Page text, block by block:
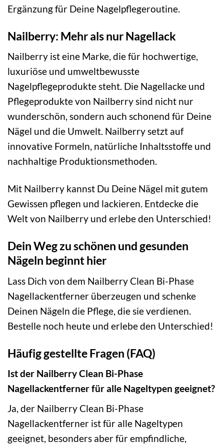
Ergänzung für Deine Nagelpflegeroutine.
Nailberry: Mehr als nur Nagellack
Nailberry ist eine Marke, die für hochwertige,
luxuriöse und umweltbewusste
Nagelpflegeprodukte steht. Die Nagellacke und
Pflegeprodukte von Nailberry sind nicht nur
wunderschön, sondern auch schonend für Deine
Nägel und die Umwelt. Nailberry setzt auf
innovative Formeln, natürliche Inhaltsstoffe und
nachhaltige Produktionsmethoden.
Mit Nailberry kannst Du Deine Nägel mit gutem
Gewissen pflegen und lackieren. Entdecke die
Welt von Nailberry und erlebe den Unterschied!
Dein Weg zu schönen und gesunden
Nägeln beginnt hier
Lass Dich von dem Nailberry Clean Bi-Phase
Nagellackentferner überzeugen und schenke
Deinen Nägeln die Pflege, die sie verdienen.
Bestelle noch heute und erlebe den Unterschied!
Häufig gestellte Fragen (FAQ)
Ist der Nailberry Clean Bi-Phase
Nagellackentferner für alle Nageltypen geeignet?
Ja, der Nailberry Clean Bi-Phase
Nagellackentferner ist für alle Nageltypen
geeignet, besonders aber für empfindliche,